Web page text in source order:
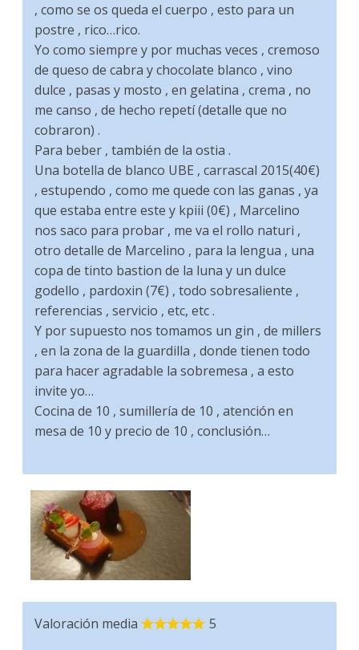
, como se os queda el cuerpo , esto para un
postre , rico…rico.
Yo como siempre y por muchas veces , cremoso
de queso de cabra y chocolate blanco , vino
dulce , pasas y mosto , en gelatina , crema , no
me canso , de hecho repetí (detalle que no
cobraron) .
Para beber , también de la ostia .
Una botella de blanco UBE , carrascal 2015(40€)
, estupendo , como me quede con las ganas , ya
que estaba entre este y kpiii (0€) , Marcelino
nos saco para probar , me va el rollo naturi ,
otro detalle de Marcelino , para la lengua , una
copa de tinto bastion de la luna y un dulce
godello , pardoxin (7€) , todo sobresaliente ,
referencias , servicio , etc, etc .
Y por supuesto nos tomamos un gin , de millers
, en la zona de la guardilla , donde tienen todo
para hacer agradable la sobremesa , a esto
invite yo…
Cocina de 10 , sumillería de 10 , atención en
mesa de 10 y precio de 10 , conclusión…
Valoración media 5